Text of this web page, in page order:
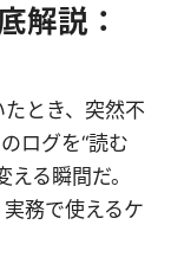
解説：
とき、突然不
ログを“読む
る瞬間だ。
務で使えるケ